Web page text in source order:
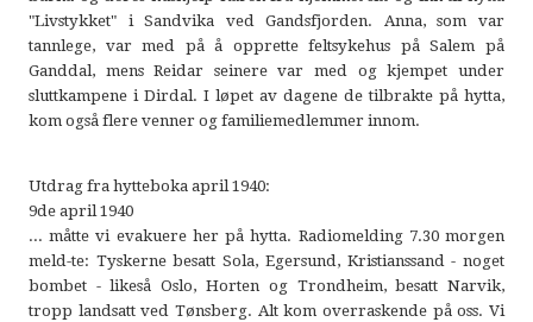
"Livstykket" i Sandvika ved Gandsfjorden. Anna, som var
tannlege, var med på å opprette feltsykehus på Salem på
Ganddal, mens Reidar seinere var med og kjempet under
sluttkampene i Dirdal. I løpet av dagene de tilbrakte på hytta,
kom også flere venner og familiemedlemmer innom.
Utdrag fra hytteboka april 1940:
9de april 1940
... måtte vi evakuere her på hytta. Radiomelding 7.30 morgen
meld-te: Tyskerne besatt Sola, Egersund, Kristianssand - noget
bombet - likeså Oslo, Horten og Trondheim, besatt Narvik,
tropp landsatt ved Tønsberg. Alt kom overraskende på oss. Vi